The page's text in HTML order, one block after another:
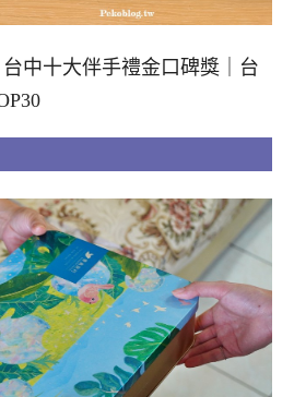
中十大伴手禮金口碑獎｜台